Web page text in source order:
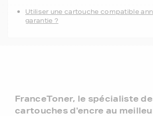
Utiliser une cartouche compatible
garantie ?
FranceToner, le spécialiste
cartouches d'encre au